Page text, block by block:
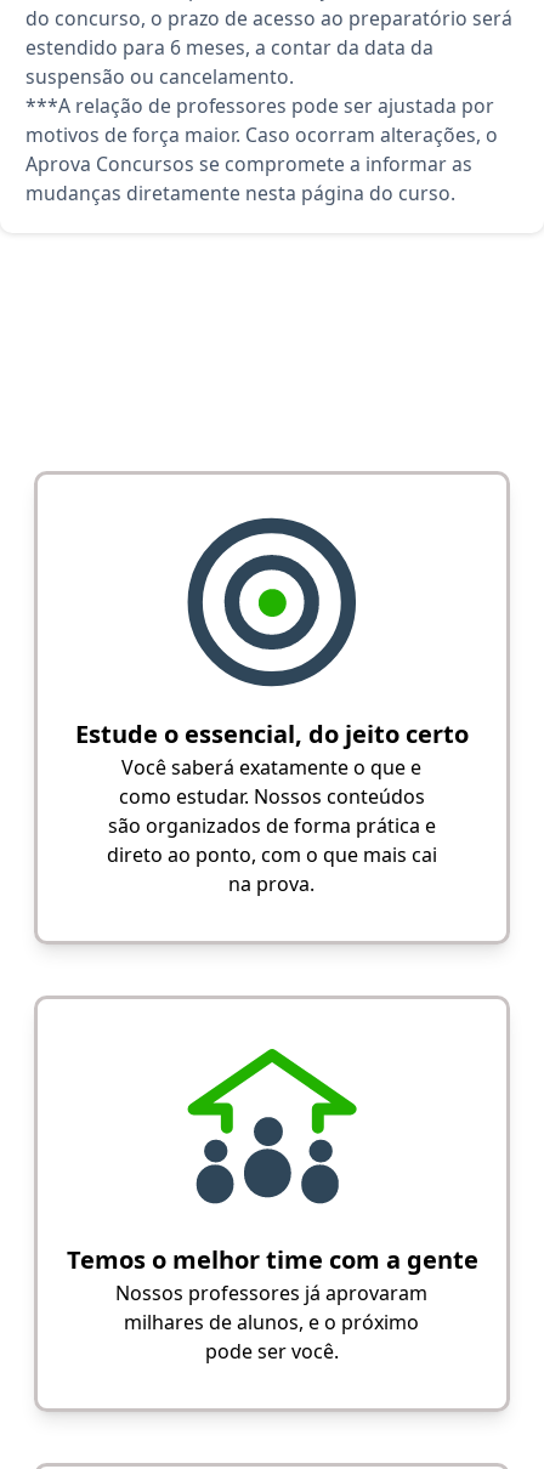
do concurso, o prazo de acesso ao preparatório será
estendido para 6 meses, a contar da data da
suspensão ou cancelamento.
***A relação de professores pode ser ajustada por
motivos de força maior. Caso ocorram alterações, o
Aprova Concursos se compromete a informar as
mudanças diretamente nesta página do curso.
Estude o essencial, do jeito certo
Você saberá exatamente o que e
como estudar. Nossos conteúdos
são organizados de forma prática e
direto ao ponto, com o que mais cai
na prova.
Temos o melhor time com a gente
Nossos professores já aprovaram
milhares de alunos, e o próximo
pode ser você.